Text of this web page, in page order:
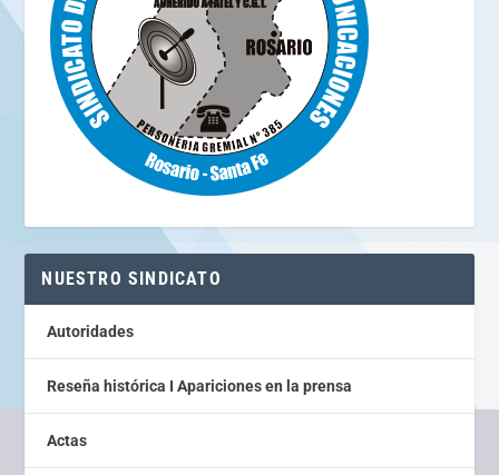
NUESTRO SINDICATO
Autoridades
Reseña histórica I Apariciones en la prensa
Actas